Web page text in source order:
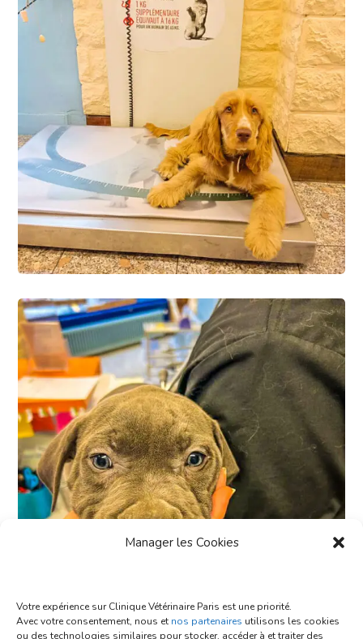
Manager les Cookies
Votre expérience sur Clinique Vétérinaire Paris est une priorité.
Avec votre consentement, nous et nos partenaires utilisons les cookies
ou des technologies similaires pour stocker, accéder à et traiter des